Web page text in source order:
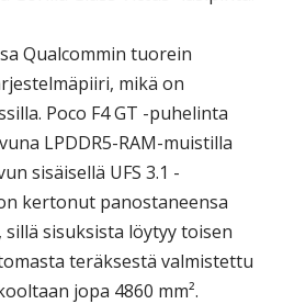
Qualcommin tuorein
mikä on
Poco F4 GT -puhelinta
LPDDR5-RAM-muistilla
sisäisellä UFS 3.1 -
kertonut panostaneensa
sisuksista löytyy toisen
teräksestä valmistettu
jopa 4860 mm².